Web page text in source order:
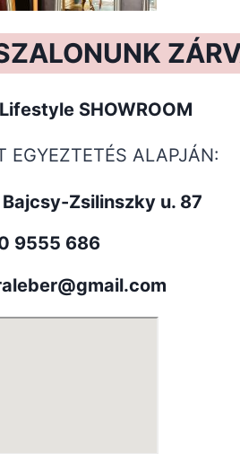
SHOWROOM
EGYEZTETÉS ALAPJÁN:
Zsilinszky u. 87
9555 686